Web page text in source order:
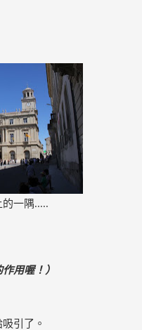
一隅.....
用喔！）
引了。